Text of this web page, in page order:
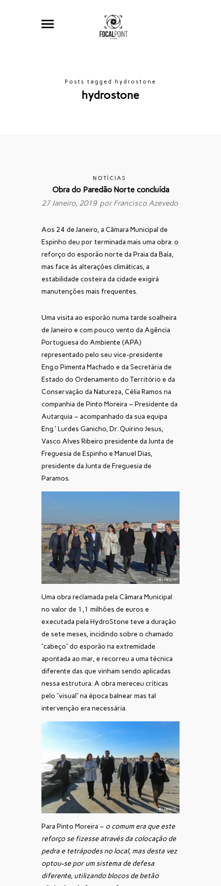
Posts tagged hydrostone
hydrostone
NOTÍCIAS
Obra do Paredão Norte concluída
27 Janeiro, 2019 porFrancisco Azevedo
Aos 24 de Janeiro, a Câmara Municipal de
Espinho deu por terminada mais uma obra: o
reforço do esporão norte da Praia da Baía,
mas face às alterações climáticas, a
estabilidade costeira da cidade exigirá
manutenções mais frequentes.
Uma visita ao esporão numa tarde soalheira
de Janeiro e com pouco vento da Agência
Portuguesa do Ambiente (APA)
representado pelo seu vice-presidente
Eng.º Pimenta Machado e da Secretária de
Estado do Ordenamento do Território e da
Conservação da Natureza, Célia Ramos na
companhia de Pinto Moreira – Presidente da
Autarquia – acompanhado da sua equipa
Eng.ª Lurdes Ganicho, Dr. Quirino Jesus,
Vasco Alves Ribeiro presidente da Junta de
Freguesia de Espinho e Manuel Dias,
presidente da Junta de Freguesia de
Paramos.
Uma obra reclamada pela Câmara Municipal
no valor de 1,1 milhões de euros e
executada pela HydroStone teve a duração
de sete meses, incidindo sobre o chamado
“cabeço” do esporão na extremidade
apontada ao mar, e recorreu a uma técnica
diferente das que vinham sendo aplicadas
nessa estrutura. A obra mereceu críticas
pelo “visual” na época balnear mas tal
intervenção era necessária.
Para Pinto Moreira – o comum era que este
reforço se fizesse através da colocação de
pedra e tetrápodes no local, mas desta vez
optou-se por um sistema de defesa
diferente, utilizando blocos de betão